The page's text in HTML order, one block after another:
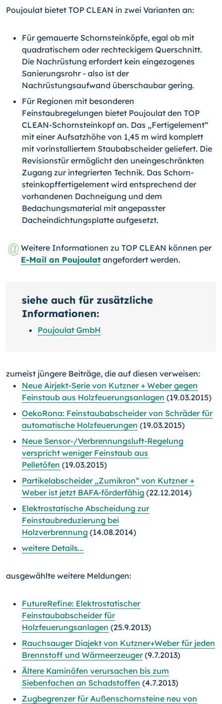
Poujoulat bietet TOP CLEAN in zwei Varianten an:
Für gemauerte Schornsteinköpfe, egal ob mit
quadratischem oder rechteckigem Querschnitt.
Die Nachrüstung erfordert kein eingezogenes
Sanierungsrohr - also ist der
Nachrüstungsaufwand überschaubar gering.
Für Regionen mit besonderen
Feinstaubregelungen bietet Poujoulat den TOP
CLEAN-Schornsteinkopf an. Das „Fertigelement“
mit einer Aufsatzhöhe von 1,45 m wird komplett
mit vorinstalliertem Staubabscheider geliefert. Die
Revisionstür ermöglicht den uneingeschränkten
Zugang zur integrierten Technik. Das Schorn­
steinkopffertigelement wird entsprechend der
vorhandenen Dachneigung und dem
Bedachungsmaterial mit angepasster
Dacheindichtungsplatte aufgesetzt.
Weitere Informationen zu TOP CLEAN können per
E-Mail an Poujoulat angefordert werden.
siehe auch für zusätzliche
Informationen:
Poujoulat GmbH
zumeist jüngere Beiträge, die auf diesen verweisen:
Neue Airjekt-Serie von Kutzner + Weber gegen
Feinstaub aus Holzfeuerungsanlagen (19.03.2015)
OekoRona: Feinstaubabscheider von Schräder für
automatische Holzfeuerungen (19.03.2015)
Neue Sensor-/Verbrennungsluft-Regelung
verspricht weniger Feinstaub aus
Pelletöfen (19.03.2015)
Partikelabscheider „Zumikron“ von Kutzner +
Weber ist jetzt BAFA-förderfähig (22.12.2014)
Elektrostatische Abscheidung zur
Feinstaubreduzierung bei
Holzverbrennung (14.08.2014)
weitere Details...
ausgewählte weitere Meldungen:
FutureRefine: Elektrostatischer
Feinstaubabscheider für
Holzfeuerungsanlagen (25.9.2013)
Rauchsauger Diajekt von Kutzner+Weber für jeden
Brennstoff und Wärmeerzeuger(9.7.2013)
Ältere Kaminöfen verursachen bis zum
Siebenfachen an Schadstoffen (4.7.2013)
Zugbegrenzer für Außenschornsteine neu von